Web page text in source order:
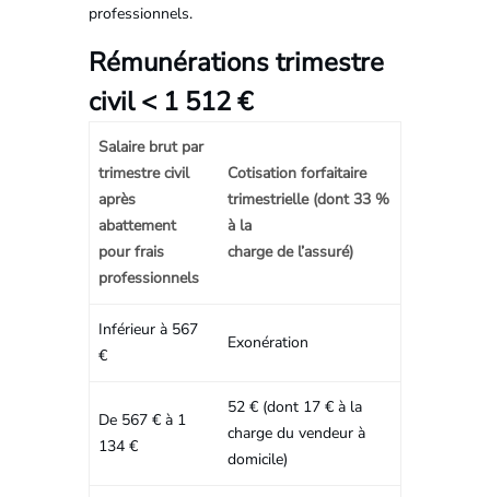
professionnels.
Rémunérations trimestre
civil < 1 512 €
Salaire brut par
trimestre civil
après
abattement
pour frais
professionnels
Cotisation forfaitaire
trimestrielle (dont 33 %
à la
charge de l’assuré)
Inférieur à 567
€
Exonération
De 567 € à 1
134 €
52 € (dont 17 € à la
charge du vendeur à
domicile)